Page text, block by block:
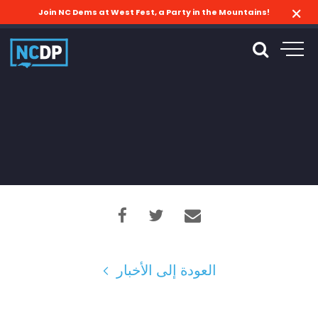
Join NC Dems at West Fest, a Party in the Mountains!
العودة إلى الأخبار